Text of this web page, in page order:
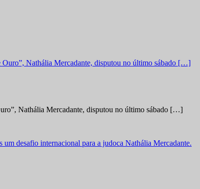
Nathália Mercadante, disputou no último sábado […]